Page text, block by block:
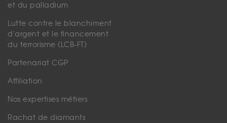
et du palladium
Lutte contre le blanchiment
d'argent et le financement
du terrorisme (LCB-FT)
Partenariat CGP
Affiliation
Nos expertises métiers
Rachat de diamants